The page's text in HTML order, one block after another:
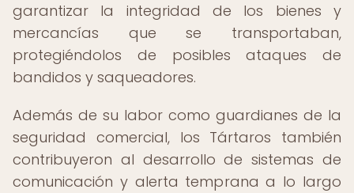
garantizar la integridad de los bienes y
mercancías que se transportaban,
protegiéndolos de posibles ataques de
bandidos y saqueadores.
Además de su labor como guardianes de la
seguridad comercial, los Tártaros también
contribuyeron al desarrollo de sistemas de
comunicación y alerta temprana a lo largo